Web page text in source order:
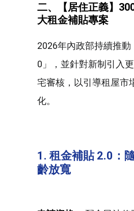
二、【居住正義】
大租金補貼專案
2026年內政部持續推動
0」，並針對新制引入
宅審核，以引導租屋市
化。
1. 租金補貼 2.0：
齡放寬